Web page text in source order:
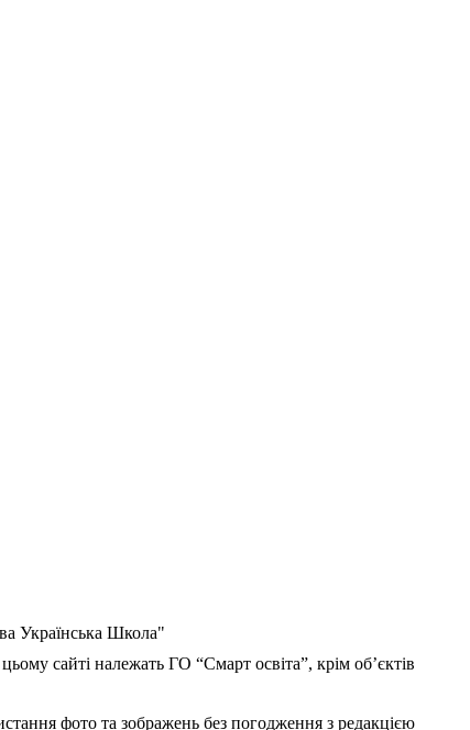
Українська Школа"
сайті належать ГО “Смарт освіта”, крім об’єктів
фото та зображень без погодження з редакцією